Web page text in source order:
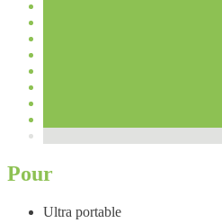
Pour
Ultra portable